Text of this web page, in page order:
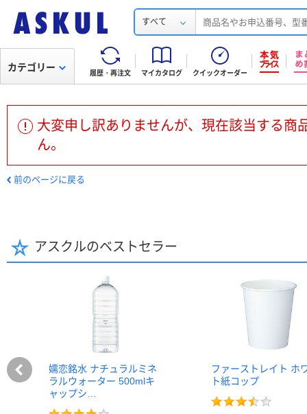
すべて
履歴・再注文 マイカタログ クイックオーダー
カテゴリー
大変申し訳ありませんが、現在該当する商
ん。
前のページに戻る
アスクルのベストセラー
嬬恋銘水 ナチュラルミネ
ラルウォーター 500mlキ
ャップシ…
ファーストレイト ホ
ト紙コップ